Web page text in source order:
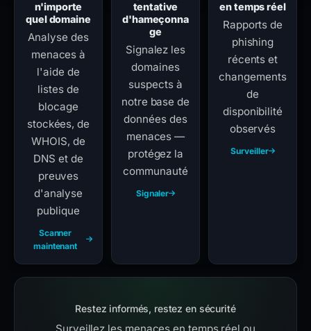
n'importe
quel domaine
Analyse des
menaces à
l'aide de
listes de
blocage
stockées, de
WHOIS, de
DNS et de
preuves
d'analyse
publique
Scanner
maintenant
tentative
d'hameçonna
ge
Signalez les
domaines
suspects à
notre base de
données des
menaces —
protégez la
communauté
Signaler
en temps réel
Rapports de
phishing
récents et
changements
de
disponibilité
observés
Surveiller
Restez informés, restez en sécurité